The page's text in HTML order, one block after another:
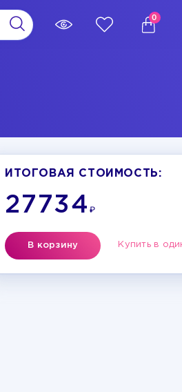
0
ИТОГОВАЯ СТОИМОСТЬ:
27734 ₽
В корзину Купить в